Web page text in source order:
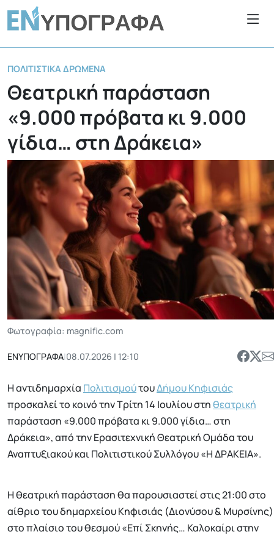
ΠΟΛΙΤΙΣΤΙΚΆ ΔΡΏΜΕΝΑ
Θεατρική παράσταση
«9.000 πρόβατα κι 9.000
γίδια… στη Δράκεια»
Φωτογραφία: magnific.com
ΕΝΥΠΟΓΡΑΦΑ|08.07.2026 | 12:10
Η αντιδημαρχία ΠολιτισμούτουΔήμου Κηφισιάς
προσκαλεί το κοινό την Τρίτη 14 Ιουλίου στηθεατρική
παράσταση «9.000 πρόβατα κι 9.000 γίδια… στη
Δράκεια», από την Ερασιτεχνική Θεατρική Ομάδα του
Αναπτυξιακού και Πολιτιστικού Συλλόγου «Η ΔΡΑΚΕΙΑ».
Η θεατρική παράσταση θα παρουσιαστεί στις 21:00 στο
αίθριο του δημαρχείου Κηφισιάς (Διονύσου & Μυρσίνης)
στο πλαίσιο του θεσμού «Επί Σκηνής… Καλοκαίρι στην